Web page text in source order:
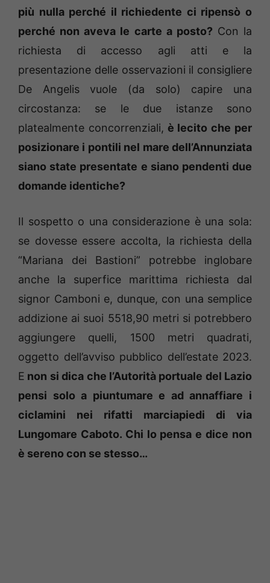
più nulla perché il richiedente ci ripensò o
perché non aveva le carte a posto? Con la
richiesta di accesso agli atti e la
presentazione delle osservazioni il consigliere
De Angelis vuole (da solo) capire una
circostanza: se le due istanze sono
platealmente concorrenziali, è lecito che per
posizionare i pontili nel mare dell’Annunziata
siano state presentate e siano pendenti due
domande identiche?
Il sospetto o una considerazione è una sola:
se dovesse essere accolta, la richiesta della
“Mariana dei Bastioni” potrebbe inglobare
anche la superfice marittima richiesta dal
signor Camboni e, dunque, con una semplice
addizione ai suoi 5518,90 metri si potrebbero
aggiungere quelli, 1500 metri quadrati,
oggetto dell’avviso pubblico dell’estate 2023.
E non si dica che l’Autorità portuale del Lazio
pensi solo a piuntumare e ad annaffiare i
ciclamini nei rifatti marciapiedi di via
Lungomare Caboto. Chi lo pensa e dice non
è sereno con se stesso…